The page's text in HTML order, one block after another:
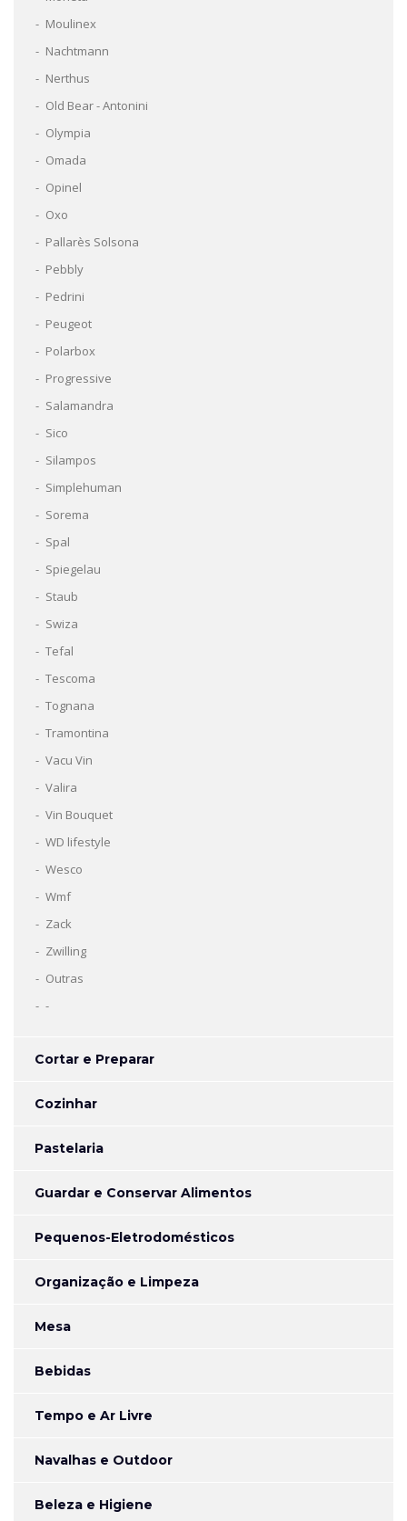
Moulinex
Nachtmann
Nerthus
Old Bear - Antonini
Olympia
Omada
Opinel
Oxo
Pallarès Solsona
Pebbly
Pedrini
Peugeot
Polarbox
Progressive
Salamandra
Sico
Silampos
Simplehuman
Sorema
Spal
Spiegelau
Staub
Swiza
Tefal
Tescoma
Tognana
Tramontina
Vacu Vin
Valira
Vin Bouquet
WD lifestyle
Wesco
Wmf
Zack
Zwilling
Outras
-
Cortar e Preparar
Cozinhar
Pastelaria
Guardar e Conservar Alimentos
Pequenos-Eletrodomésticos
Organização e Limpeza
Mesa
Bebidas
Tempo e Ar Livre
Navalhas e Outdoor
Beleza e Higiene